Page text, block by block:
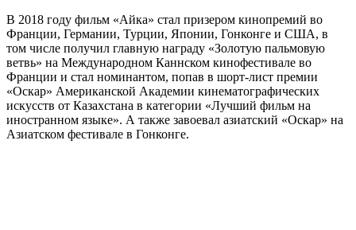
В 2018 году фильм «Айка» стал призером кинопремий во
Франции, Германии, Турции, Японии, Гонконге и США, в
том числе получил главную награду «Золотую пальмовую
ветвь» на Международном Каннском кинофестивале во
Франции и стал номинантом, попав в шорт-лист премии
«Оскар» Американской Академии кинематографических
искусств от Казахстана в категории «Лучший фильм на
иностранном языке». А также завоевал азиатский «Оскар» на
Азиатском фестивале в Гонконге.